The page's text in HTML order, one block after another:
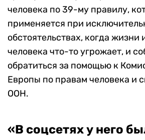
человека по 39-му правилу,
применяется при
обстоятельствах, когда жизни
человека что-то угрожает, и
обратиться за помощью к
Европы по правам человека и
ООН.
«В соцсетях у него